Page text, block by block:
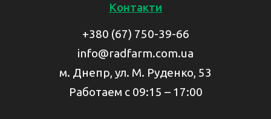
Контакти
+380 (67) 750-39-66
info@radfarm.com.ua
м. Днепр, ул. М. Руденко, 53
Работаем с 09:15 – 17:00